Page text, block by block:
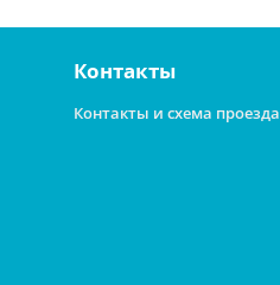
Контакты
Контакты и схема проезда